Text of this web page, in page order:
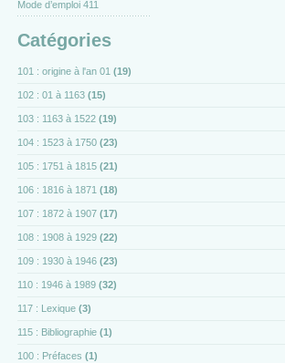
Mode d’emploi 411
Catégories
101 : origine à l'an 01 (19)
102 : 01 à 1163 (15)
103 : 1163 à 1522 (19)
104 : 1523 à 1750 (23)
105 : 1751 à 1815 (21)
106 : 1816 à 1871 (18)
107 : 1872 à 1907 (17)
108 : 1908 à 1929 (22)
109 : 1930 à 1946 (23)
110 : 1946 à 1989 (32)
117 : Lexique (3)
115 : Bibliographie (1)
100 : Préfaces (1)